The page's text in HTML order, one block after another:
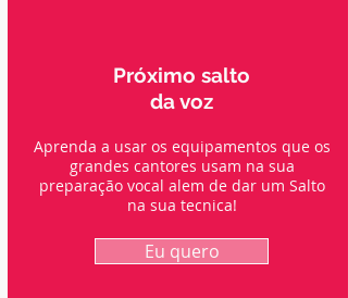
Próximo salto
da voz
Aprenda a usar os equipamentos que os
grandes cantores usam na sua
preparação vocal alem de dar um Salto
na sua tecnica!
Eu quero